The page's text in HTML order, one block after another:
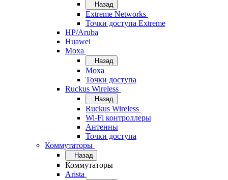
Назад
Extreme Networks
Точки доступа Extreme
HP/Aruba
Huawei
Moxa
Назад
Moxa
Точки доступа
Ruckus Wireless
Назад
Ruckus Wireless
Wi-Fi контроллеры
Антенны
Точки доступа
Коммутаторы
Назад
Коммутаторы
Arista